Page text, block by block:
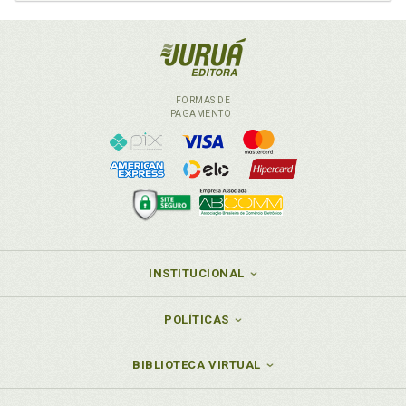
O
Osvaldo Gradella Júnior. Políticas públicas de saúde
e saúde mental: al-gumas considerações para os
PAIF. Serviço de Proteção e Atendimento Integral à
Família (PAIF) como uma proposta de atuação em
psicologia comunitária no Sistema Único de
Assistência Social (SUAS). James Ferreira Moura Jr.
considerações para os movimentos sociais e para a
psicologia. Osvaldo Gradella Júnior, p. 35
Professor. Violência nas escolas: formação de
FORMAS DE
PAGAMENTO
INSTITUCIONAL
POLÍTICAS
BIBLIOTECA VIRTUAL